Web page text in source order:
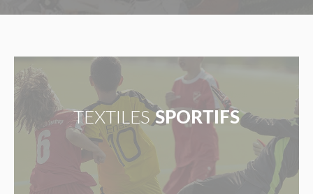
TEXTILES SPORTIFS